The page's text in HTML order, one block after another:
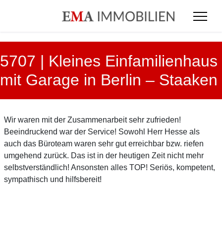
5707 | Kleines Einfamilienhaus
mit Garage in Berlin – Staaken
Wir waren mit der Zusammenarbeit sehr zufrieden!
Beeindruckend war der Service! Sowohl Herr Hesse als
auch das Büroteam waren sehr gut erreichbar bzw. riefen
umgehend zurück. Das ist in der heutigen Zeit nicht mehr
selbstverständlich! Ansonsten alles TOP! Seriös, kompetent,
sympathisch und hilfsbereit!